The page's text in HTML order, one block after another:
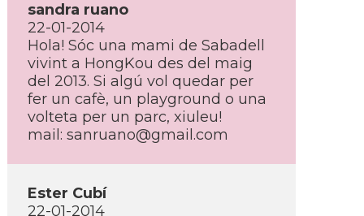
sandra ruano
22-01-2014
Hola! Sóc una mami de Sabadell
vivint a HongKou des del maig
del 2013. Si algú vol quedar per
fer un cafè, un playground o una
volteta per un parc, xiuleu!
mail: sanruano@gmail.com
Ester Cubí­
22-01-2014